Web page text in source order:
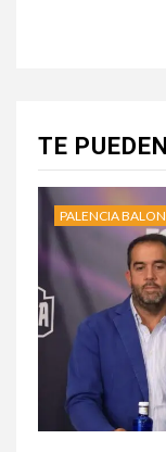
TE
PALENCIA